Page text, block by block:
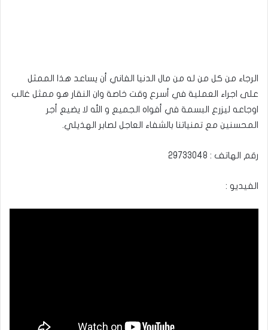
الرجاء من كل من له من مال الدنيا الفاني أن يساعد هذا الممثل
على اجراء العملية في أسرع وقت خاصة وان النقار هو ممثل غالب
اوجاعه ليزرع البسمة في أفواه الجميع و الله لا يضيع أجر
المحسنين مع تمنياتنا بالشفاء العاجل لصابر الهذيلي.
رقم الهاتف : 29733048
الفيديو :